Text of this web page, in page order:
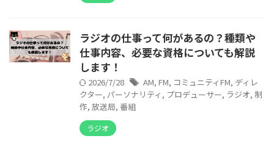
ラジオの仕事って何があるの？種類や
仕事内容、必要な資格についても解説
します！
2026/7/28 AM, FM, コミュニティFM, ディレ
クター, パーソナリティ , プロデューサー, ラジオ, 制
作, 放送局, 番組
ラジオ